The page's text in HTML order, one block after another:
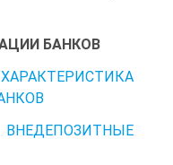
БАНКОВ